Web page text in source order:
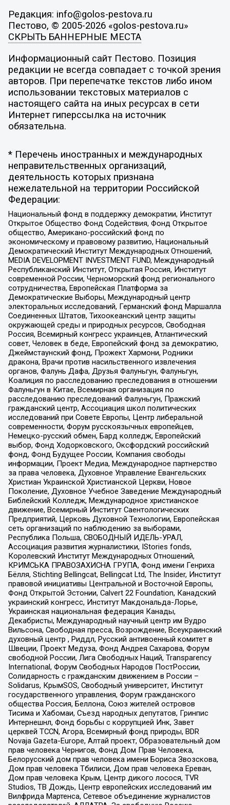
Редакция: info@golos-pestova.ru
Пестово, © 2005-2026 «golos-pestova.ru»
СКРЫТЬ БАННЕРНЫЕ МЕСТА
Информационный сайт Пестово. Позиция
редакции не всегда совпадает с точкой зрения
авторов. При перепечатке текстов либо ином
использовании текстовых материалов с
настоящего сайта на иных ресурсах в сети
Интернет гиперссылка на источник
обязательна.
* Перечень иностранных и международных
неправительственных организаций,
деятельность которых признана
нежелательной на территории Российской
Федерации:
Национальный фонд в поддержку демократии, Институт
Открытое Общество Фонд Содействия, Фонд Открытое
общество, Американо-российский фонд по
экономическому и правовому развитию, Национальный
Демократический Институт Международных Отношений,
MEDIA DEVELOPMENT INVESTMENT FUND, Международный
Республиканский Институт, Открытая Россия, Институт
современной России, Черноморский фонд регионального
сотрудничества, Европейская Платформа за
Демократические Выборы, Международный центр
электоральных исследований, Германский фонд Маршалла
Соединенных Штатов, Тихоокеанский центр защиты
окружающей среды и природных ресурсов, Свободная
Россия, Всемирный конгресс украинцев, Атлантический
совет, Человек в беде, Европейский фонд за демократию,
Джеймстаунский фонд, Прожект Хармони, Родники
дракона, Врачи против насильственного извлечения
органов, Фалунь Дафа, Друзья Фалуньгун, Фалуньгун,
Коалиция по расследованию преследования в отношении
Фалуньгун в Китае, Всемирная организация по
расследованию преследований Фалуньгун, Пражский
гражданский центр, Ассоциация школ политических
исследований при Совете Европы, Центр либеральной
современности, Форум русскоязычных европейцев,
Немецко-русский обмен, Бард колледж, Европейский
выбор, Фонд Ходорковского, Оксфордский российский
фонд, Фонд Будущее России, Компания свободы
информации, Проект Медиа, Международное партнерство
за права человека, Духовное Управление Евангельских
Христиан Украинской Христианской Церкви, Новое
Поколение, Духовное Учебное Заведение Международный
Библейский Колледж, Международное христианское
движение, Всемирный Институт Саентологических
Предприятий, Церковь Духовной Технологии, Европейская
сеть организаций по наблюдению за выборами,
Республика Польша, СВОБОДНЫЙ ИДЕЛЬ-УРАЛ,
Ассоциация развития журналистики, IStories fonds,
Королевский Институт Международных Отношений,
КРИМСЬКА ПРАВОЗАХИСНА ГРУПА, Фонд имени Генриха
Бёлля, Stichting Bellingcat, Bellingcat Ltd, The Insider, Институт
правовой инициативы Центральной и Восточной Европы,
Фонд Открытой Эстонии, Calvert 22 Foundation, Канадский
украинский конгресс, Институт Макдональда-Лорье,
Украинская национальная федерация Канады,
Декабристы, Международный научный центр им Вудро
Вильсона, Свободная пресса, Возрождение, Всеукраинский
духовный центр , Риддл, Русский антивоенный комитет в
Швеции, Проект Медуза, Фонд Андрея Сахарова, Форум
свободной России, Лига Свободных Наций, Transparеncy
International, Форум Свободных Народов ПостРоссии,
Солидарность с гражданским движением в России –
Solidarus, КрымSOS, Свободный университет, Институт
государственного управления, Форум гражданского
общества Россия, Беллона, Союз жителей островов
Тисима и Хабомаи, Съезд народных депутатов, Гринпис
Интернешнл, Фонд борьбы с коррупцией Инк, Завет
церквей TCCN, Агора, Всемирный фонд природы, BDR
Novaja Gazeta-Europe, Алтай проект, Образовательный дом
прав человека Чернигов, Фонд Дом Прав Человека,
Белорусский дом прав человека имени Бориса Звозскова,
Дом прав человека Тбилиси, Дом прав человека Ереван,
Дом прав человека Крым, Центр дикого лосося, TVR
Studios, ТВ Дождь, Центр европейских исследований им
Вилфрида Мартенса, Сетевое объединение журналистов